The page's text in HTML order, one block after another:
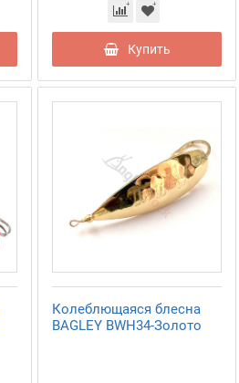
Купить
Колеблющаяся блесна
BAGLEY BWH34-Золото